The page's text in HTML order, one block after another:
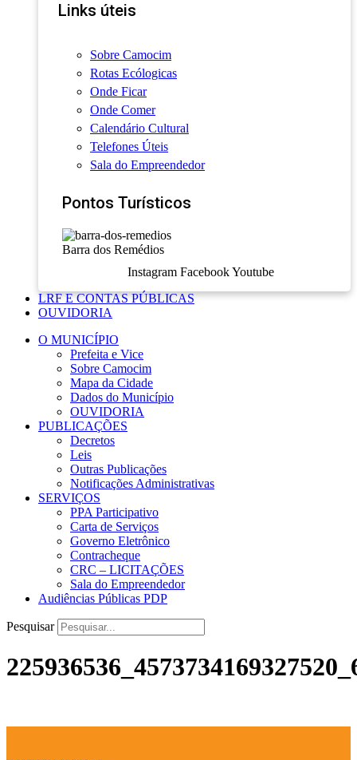
Links úteis
Sobre Camocim
Rotas Ecólogicas
Onde Ficar
Onde Comer
Calendário Cultural
Telefones Úteis
Sala do Empreendedor
Pontos Turísticos
Barra dos Remédios
Instagram Facebook Youtube
LRF E CONTAS PÚBLICAS
OUVIDORIA
O MUNICÍPIO
Prefeita e Vice
Sobre Camocim
Mapa da Cidade
Dados do Município
OUVIDORIA
PUBLICAÇÕES
Decretos
Leis
Outras Publicações
Notificações Administrativas
SERVIÇOS
PPA Participativo
Carta de Serviços
Governo Eletrônico
Contracheque
CRC – LICITAÇÕES
Sala do Empreendedor
Audiências Públicas PDP
Pesquisar